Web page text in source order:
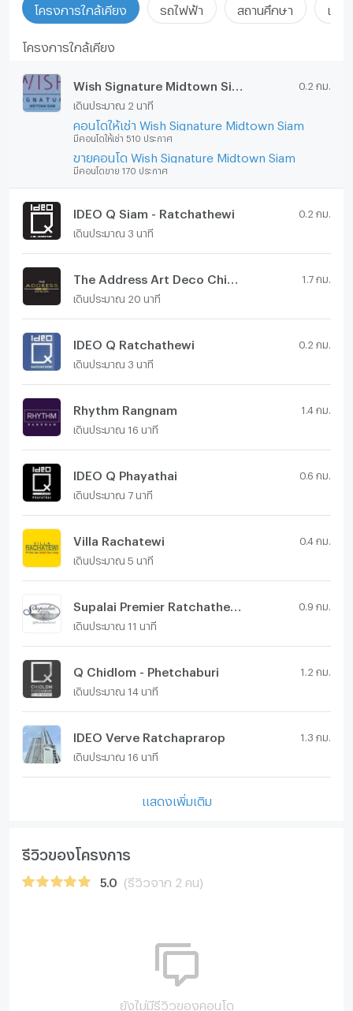
โครงการใกล้เคียง รถไฟฟ้า สถานศึกษา แหล่
โครงการใกล้เคียง
0.2 กม.
เดินประมาณ 2 นาที
คอนโดให้เช่า Wish Signature Midtown Siam
มีคอนโดให้เช่า 510 ประกาศ
ขายคอนโด Wish Signature Midtown Siam
มีคอนโดขาย 170 ประกาศ
IDEO Q Siam - Ratchathewi 0.2 กม.
เดินประมาณ 3 นาที
1.7 กม.
เดินประมาณ 20 นาที
IDEO Q Ratchathewi 0.2 กม.
เดินประมาณ 3 นาที
Rhythm Rangnam 1.4 กม.
เดินประมาณ 16 นาที
IDEO Q Phayathai 0.6 กม.
เดินประมาณ 7 นาที
Villa Rachatewi 0.4 กม.
เดินประมาณ 5 นาที
Supalai Premier Ratchathewi 0.9 กม.
เดินประมาณ 11 นาที
Q Chidlom - Phetchaburi 1.2 กม.
เดินประมาณ 14 นาที
IDEO Verve Ratchaprarop 1.3 กม.
เดินประมาณ 16 นาที
แสดงเพิ่มเติม
รีวิวของโครงการ
5.0 (รีวิวจาก 2 คน)
ยังไม่มีรีวิวของคอนโด